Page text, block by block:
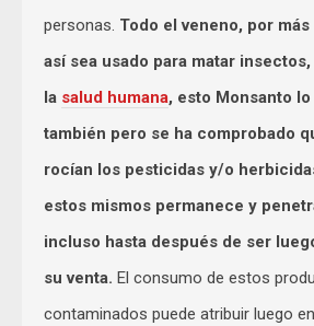
personas. Todo el veneno, por
así sea usado para matar
la salud humana, esto Monsanto
también pero se ha comprobado
rocían los pesticidas y/o
estos mismos permanece y
incluso hasta después de ser
su venta. El consumo de estos
contaminados puede atribuir luego